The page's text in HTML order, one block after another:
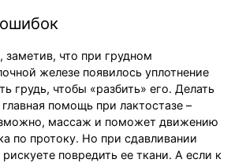
что при грудном
железе появилось уплотнение
грудь, чтобы «разбить» его. Делать
главная помощь при лактостазе –
массаж и поможет движению
по протоку. Но при сдавливании
повредить ее ткани. А если к